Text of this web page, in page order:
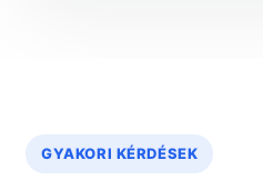
GYAKORI KÉRDÉSEK